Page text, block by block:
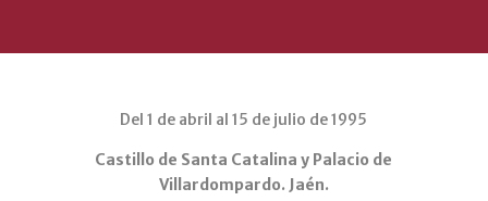
Del 1 de abril al 15 de julio de 1995
Castillo de Santa Catalina y Palacio de
Villardompardo. Jaén.